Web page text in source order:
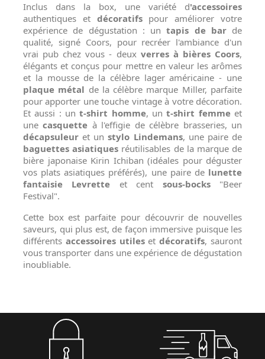
Inclus dans la box, une variété d'accessoires
authentiques et décoratifspour améliorer votre
expérience de dégustation : untapis de barde
qualité, signé Coors, pour recréer l'ambiance d'un
vrai pub chez vous - deux verres à bières Coors,
élégants et conçus pour mettre en valeur les arômes
et la mousse de la célèbre lager américaine - une
plaque métal de la célèbre marque Miller, parfaite
pour apporter une touche vintage à votre décoration.
Et aussi : unt-shirt homme, unt-shirt femmeet
unecasquette à l'effigie de célèbre brasseries, un
décapsuleur et unstylo Lindemans, une paire de
baguettes asiatiques réutilisables de la marque de
bière japonaise Kirin Ichiban (idéales pour déguster
vos plats asiatiques préférés), une paire de lunette
fantaisie
Levrette et cent sous-bocks"Beer
Festival".
Cette box est parfaite pour découvrir de nouvelles
saveurs, qui plus est, de façon immersive puisque les
différents accessoires utilesetdécoratifs, sauront
vous transporter dans une expérience de dégustation
inoubliable.